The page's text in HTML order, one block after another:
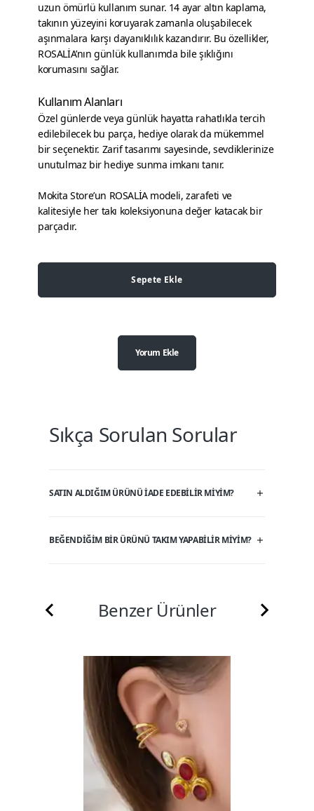
uzun ömürlü kullanım sunar. 14 ayar altın kaplama,
takının yüzeyini koruyarak zamanla oluşabilecek
aşınmalara karşı dayanıklılık kazandırır. Bu özellikler,
ROSALİA’nın günlük kullanımda bile şıklığını
korumasını sağlar.
Kullanım Alanları
Özel günlerde veya günlük hayatta rahatlıkla tercih
edilebilecek bu parça, hediye olarak da mükemmel
bir seçenektir. Zarif tasarımı sayesinde, sevdiklerinize
unutulmaz bir hediye sunma imkanı tanır.
Mokita Store’un ROSALİA modeli, zarafeti ve
kalitesiyle her takı koleksiyonuna değer katacak bir
parçadır.
Sepete Ekle
Yorum Ekle
Sıkça Sorulan Sorular
SATIN ALDIĞIM ÜRÜNÜ IADE EDEBILIR MIYIM?
BEĞENDIĞIM BIR ÜRÜNÜ TAKIM YAPABILIR MIYIM?
Benzer Ürünler